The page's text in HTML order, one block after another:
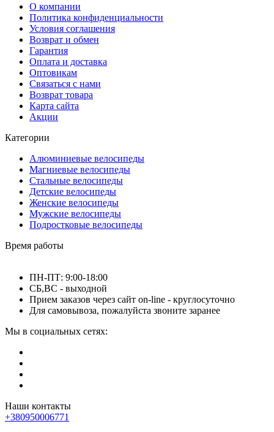
О компании
Политика конфиденциальности
Условия соглашения
Возврат и обмен
Гарантия
Оплата и доставка
Оптовикам
Связаться с нами
Возврат товара
Карта сайта
Акции
Категории
Алюминиевые велосипеды
Магниевые велосипеды
Стальные велосипеды
Детские велосипеды
Женские велосипеды
Мужские велосипеды
Подростковые велосипеды
Время работы
ПН-ПТ: 9:00-18:00
СБ,ВС - выходной
Прием заказов через сайт on-line - круглосуточно
Для самовывоза, пожалуйста звоните заранее
Мы в социальных сетях:
Наши контакты
+380950006771